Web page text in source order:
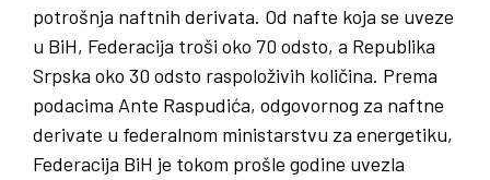
potrošnja naftnih derivata. Od nafte koja se uveze
u BiH, Federacija troši oko 70 odsto, a Republika
Srpska oko 30 odsto raspoloživih količina. Prema
podacima Ante Raspudića, odgovornog za naftne
derivate u federalnom ministarstvu za energetiku,
Federacija BiH je tokom prošle godine uvezla